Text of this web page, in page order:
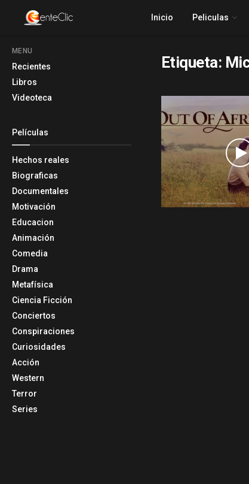
MENU
Recientes
Libros
Videoteca
Películas
Hechos reales
Biograficas
Documentales
Motivación
Educacion
Animación
Comedia
Drama
Metafísica
Ciencia Ficción
Conciertos
Conspiraciones
Curiosidades
Acción
Western
Terror
Series
Inicio Peliculas
Etiqueta: